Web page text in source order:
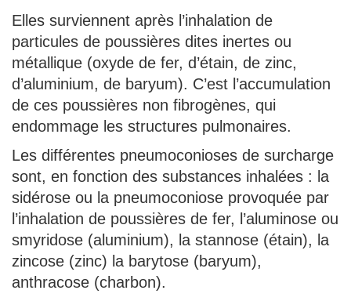
Elles surviennent après l’inhalation de
particules de poussières dites inertes ou
métallique (oxyde de fer, d’étain, de zinc,
d’aluminium, de baryum). C’est l’accumulation
de ces poussières non fibrogènes, qui
endommage les structures pulmonaires.
Les différentes pneumoconioses de surcharge
sont, en fonction des substances inhalées : la
sidérose ou la pneumoconiose provoquée par
l’inhalation de poussières de fer, l’aluminose ou
smyridose (aluminium), la stannose (étain), la
zincose (zinc) la barytose (baryum),
anthracose (charbon).